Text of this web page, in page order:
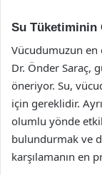
Su Tüketiminin
Vücudumuzun
Dr. Önder Saraç,
öneriyor. Su,
için gereklidir.
olumlu yönde
bulundurmak ve
karşılamanın en